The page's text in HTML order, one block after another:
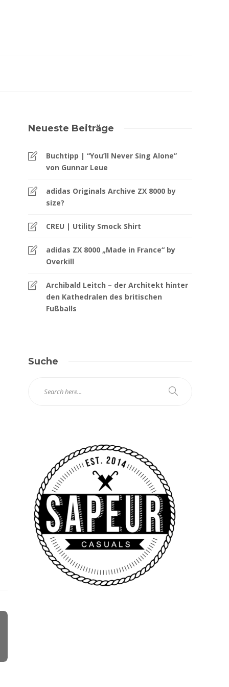
Neueste Beiträge
Buchtipp | “You’ll Never Sing Alone”
von Gunnar Leue
adidas Originals Archive ZX 8000 by
size?
CREU | Utility Smock Shirt
adidas ZX 8000 „Made in France“ by
Overkill
Archibald Leitch – der Architekt hinter
den Kathedralen des britischen
Fußballs
Suche